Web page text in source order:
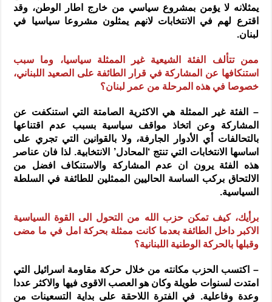
يمثلانه لا يؤمن بمشروع سياسي من خارج اطار الوطن، وقد
اقترع لهم في الانتخابات لانهم يمثلون مشروعا سياسيا في
لبنان.
ممن تتألف الفئة الشيعية غير الممثلة سياسيا، وما سبب
استنكافها عن المشاركة في قرار الطائفة على الصعيد اللبناني،
خصوصا في هذه المرحلة من عمر لبنان؟
– الفئة غير الممثلة هي الاكثرية الصامتة التي استنكفت عن
المشاركة وعن اتخاذ مواقف سياسية بسبب عدم اقتناعها
بالتحالفات أي الأدوار الجارفة، ولا بالقوانين التي تجري على
اساسها الانتخابات التي تنتج ‘المحادل’ الانتخابية. لذا فان عناصر
هذه الفئة يرون ان عدم المشاركة والاستنكاف افضل من
الالتحاق بركب الساسة الحاليين الممثلين للطائفة في السلطة
السياسية.
برأيك، كيف تمكن حزب الله من التحول الى القوة السياسية
الاكبر داخل الطائفة بعدما كانت ممثلة بحركة امل في ما مضى
وقبلها بالحركة الوطنية اللبنانية؟
– اكتسب الحزب مكانته من خلال حركة مقاومة اسرائيل التي
امتدت لسنوات طويلة وكان هو العصب الاقوى فيها والاكثر عددا
وعدة وفاعلية. في الفترة اللاحقة على بداية التسعينات من